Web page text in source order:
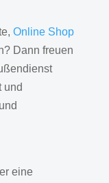
Online Shop
Dann freuen
und
eine